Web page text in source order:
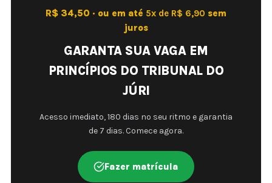
R$ 34,50 · ou em até 5x de R$ 6,90 sem
juros
GARANTA SUA VAGA EM
PRINCÍPIOS DO TRIBUNAL DO
JÚRI
Acesso imediato, 180 dias no seu ritmo e garantia
de 7 dias. Comece agora.
Fazer matrícula